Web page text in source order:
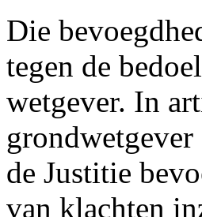
Die
tegen de
wetgever. In
grondwetgever
de Justitie
van klachten